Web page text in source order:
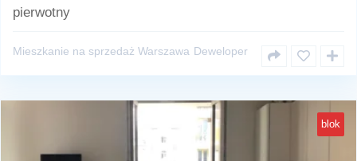
pierwotny
Mieszkanie na sprzedaż Warszawa Deweloper
blok